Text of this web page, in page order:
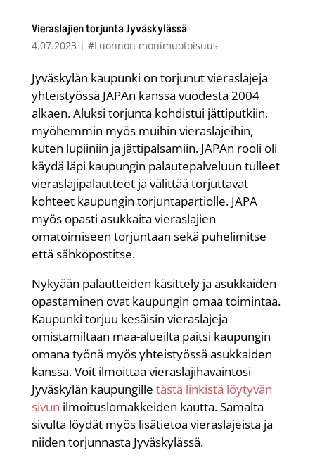
Vieraslajien torjunta Jyväskylässä
4.07.2023 | #Luonnon monimuotoisuus
Jyväskylän kaupunki on torjunut vieraslajeja
yhteistyössä JAPAn kanssa vuodesta 2004
alkaen. Aluksi torjunta kohdistui jättiputkiin,
myöhemmin myös muihin vieraslajeihin,
kuten lupiiniin ja jättipalsamiin. JAPAn rooli oli
käydä läpi kaupungin palautepalveluun tulleet
vieraslajipalautteet ja välittää torjuttavat
kohteet kaupungin torjuntapartiolle. JAPA
myös opasti asukkaita vieraslajien
omatoimiseen torjuntaan sekä puhelimitse
että sähköpostitse.
Nykyään palautteiden käsittely ja asukkaiden
opastaminen ovat kaupungin omaa toimintaa.
Kaupunki torjuu kesäisin vieraslajeja
omistamiltaan maa-alueilta paitsi kaupungin
omana työnä myös yhteistyössä asukkaiden
kanssa. Voit ilmoittaa vieraslajihavaintosi
Jyväskylän kaupungille tästä linkistä löytyvän
sivun ilmoituslomakkeiden kautta. Samalta
sivulta löydät myös lisätietoa vieraslajeista ja
niiden torjunnasta Jyväskylässä.